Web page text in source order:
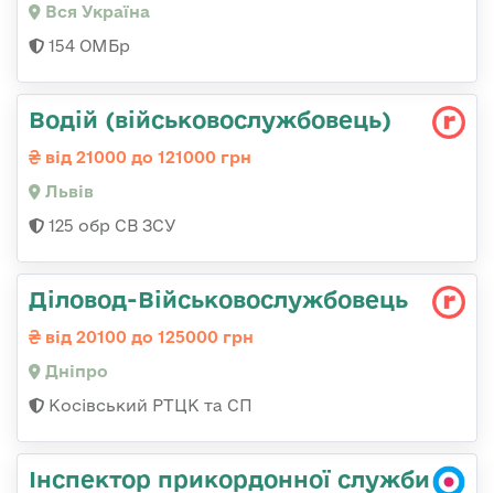
Вся Україна
154 ОМБр
Водій (військовослужбовець)
від 21000 до 121000 грн
Львів
125 обр СВ ЗСУ
Діловод-Військовослужбовець
від 20100 до 125000 грн
Дніпро
Косівський РТЦК та СП
Інспектор прикордонної служби